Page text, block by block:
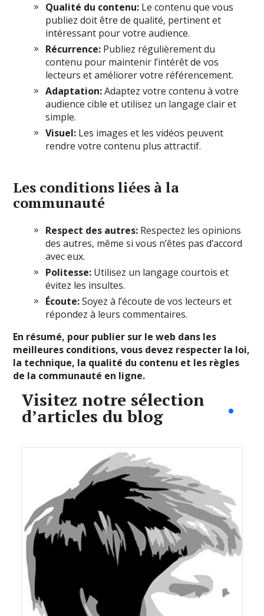
Qualité du contenu: Le contenu que vous
publiez doit être de qualité, pertinent et
intéressant pour votre audience.
Récurrence: Publiez régulièrement du
contenu pour maintenir l’intérêt de vos
lecteurs et améliorer votre référencement.
Adaptation:Adaptez votre contenu à votre
audience cible et utilisez un langage clair et
simple.
Visuel: Les images et les vidéos peuvent
rendre votre contenu plus attractif.
Les conditions liées à la
communauté
Respect des autres: Respectez les opinions
des autres, même si vous n’êtes pas d’accord
avec eux.
Politesse: Utilisez un langage courtois et
évitez les insultes.
Écoute:Soyez à l’écoute de vos lecteurs et
répondez à leurs commentaires.
En résumé, pour publier sur le web dans les
meilleures conditions, vous devez respecter la loi,
la technique, la qualité du contenu et les règles
de la communauté en ligne.
Visitez notre sélection
d’articles du blog